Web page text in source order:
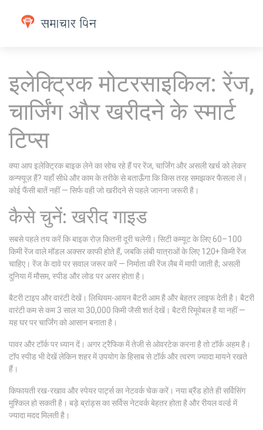
इलेक्ट्रिक मोटरसाइकिल: रेंज,
चार्जिंग और खरीदने के स्मार्ट
टिप्स
क्या आप इलेक्ट्रिक बाइक लेने का सोच रहे हैं पर रेंज, चार्जिंग और असली खर्च को लेकर
कन्फ्यूज़ हैं? यहाँ सीधे और काम के तरीके से बताऊँगा कि किस तरह समझकर फैसला लें।
कोई फैंसी बातें नहीं — सिर्फ वही जो खरीदने से पहले जानना जरूरी है।
कैसे चुनें: खरीद गाइड
सबसे पहले तय करें कि बाइक रोज़ कितनी दूरी चलेगी। सिटी कम्यूट के लिए 60–100
किमी रेंज वाले मॉडल अक्सर काफी होते हैं, जबकि लंबी यात्राओं के लिए 120+ किमी रेंज
चाहिए। रेंज के दावे पर सवाल जरूर करें — निर्माता की रेंज लैब में मापी जाती है; असली
दुनिया में मौसम, स्पीड और लोड पर असर होता है।
बैटरी टाइप और वारंटी देखें। लिथियम-आयन बैटरी आम है और बेहतर लाइफ देती है। बैटरी
वारंटी कम से कम 3 साल या 30,000 किमी जैसी शर्त देखें। बैटरी रिमूवेबल है या नहीं —
यह घर पर चार्जिंग को आसान बनाता है।
पावर और टॉर्क पर ध्यान दें। अगर ट्रैफिक में तेजी से ओवरटेक करना है तो टॉर्क अहम है।
टॉप स्पीड भी देखें लेकिन शहर में उपयोग के हिसाब से टॉर्क और त्वरण ज्यादा मायने रखते
हैं।
किफायती रख-रखाव और स्पेयर पार्ट्स का नेटवर्क चेक करें। नया ब्रैंड होते ही सर्विसिंग
मुश्किल हो सकती है। बड़े ब्रांड्स का सर्विस नेटवर्क बेहतर होता है और रीयल वर्ल्ड में
ज्यादा मदद मिलती है।